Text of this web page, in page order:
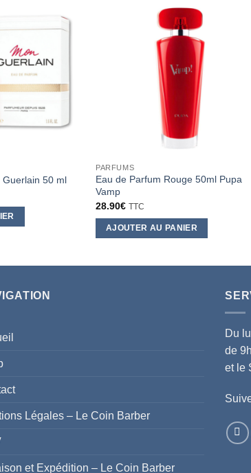
50 ml
PARFUMS
Eau de Parfum Rouge 50ml Pupa
Vamp
28.90€ TTC
AJOUTER AU PANIER
Légales – Le Coin Barber
et Expédition – Le Coin Barber
Du
de
et le